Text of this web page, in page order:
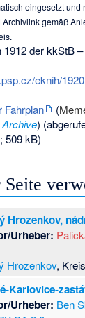
eingesetzt und
Archivlink gemäß
1912 der kkStB
eknih/
Fahrplan (
)
509 kB)
Hrozenkov,
Urheber:
Hrozenkov,
Karlovice-
Urheber: Ben